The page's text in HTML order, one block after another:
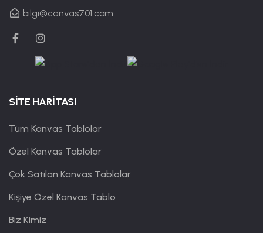
bilgi@canvas701.com
SİTE HARİTASI
Tüm Kanvas Tablolar
Özel Kanvas Tablolar
Çok Satılan Kanvas Tablolar
Kişiye Özel Kanvas Tablo
Biz Kimiz